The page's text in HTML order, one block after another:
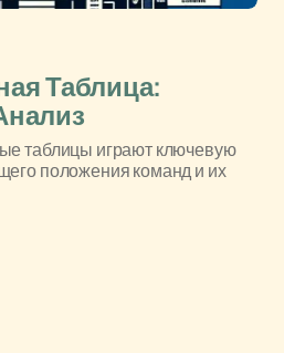
Таблица:
таблицы играют ключевую
положения команд и их